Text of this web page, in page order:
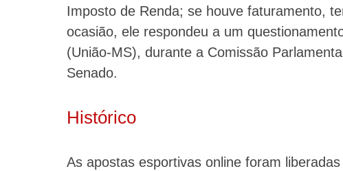
Imposto de Renda; se houve faturamento,
ocasião, ele respondeu a um
(União-MS), durante a Comissão
Senado.
Histórico
As apostas esportivas online foram